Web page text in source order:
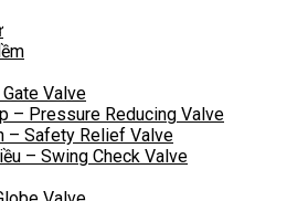
Valve
– Pressure Reducing Valve
– Safety Relief Valve
– Swing Check Valve